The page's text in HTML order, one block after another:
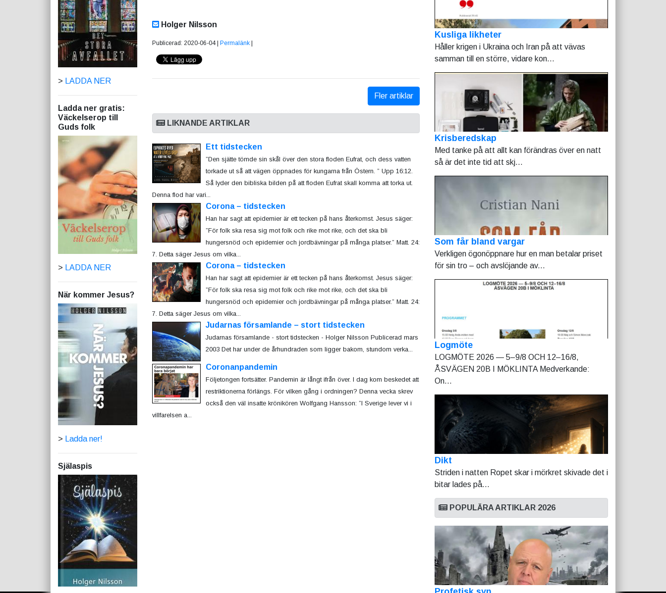
> LADDA NER
Ladda ner gratis:
Väckelserop till
Guds folk
> LADDA NER
När kommer Jesus?
> Ladda ner!
Själaspis
Holger Nilsson
Publicerad: 2020-06-04 | Permalänk |
Fler artiklar
LIKNANDE ARTIKLAR
Ett tidstecken
”Den sjätte tömde sin skål över den stora floden Eufrat, och dess vatten
torkade ut så att vägen öppnades för kungarna från Östern. ” Upp 16:12.
Så lyder den bibliska bilden på att floden Eufrat skall komma att torka ut.
Denna flod har vari...
Corona – tidstecken
Han har sagt att epidemier är ett tecken på hans återkomst. Jesus säger:
”För folk ska resa sig mot folk och rike mot rike, och det ska bli
hungersnöd och epidemier och jordbävningar på många platser.” Matt. 24:
7. Detta säger Jesus om vilka...
Corona – tidstecken
Han har sagt att epidemier är ett tecken på hans återkomst. Jesus säger:
”För folk ska resa sig mot folk och rike mot rike, och det ska bli
hungersnöd och epidemier och jordbävningar på många platser.” Matt. 24:
7. Detta säger Jesus om vilka...
Judarnas församlande – stort tidstecken
Judarnas församlande - stort tidstecken - Holger Nilsson Publicerad mars
2003 Det har under de århundraden som ligger bakom, stundom verka...
Coronanpandemin
Följetongen fortsätter. Pandemin är långt ifrån över. I dag kom beskedet att
restriktionerna förlängs. För vilken gång i ordningen? Denna vecka skrev
också den väl insatte krönikören Wolfgang Hansson: ”I Sverige lever vi i
villfarelsen a...
Kusliga likheter
Håller krigen i Ukraina och Iran på att vävas
samman till en större, vidare kon...
Krisberedskap
Med tanke på att allt kan förändras över en natt
så är det inte tid att skj...
Som får bland vargar
Verkligen ögonöppnare hur en man betalar priset
för sin tro – och avslöjande av...
Logmöte
LOGMÖTE 2026 — 5–9/8 OCH 12–16/8,
ÅSVÄGEN 20B I MÖKLINTA Medverkande:
On...
Dikt
Striden i natten Ropet skar i mörkret skivade det i
bitar lades på...
POPULÄRA ARTIKLAR 2026